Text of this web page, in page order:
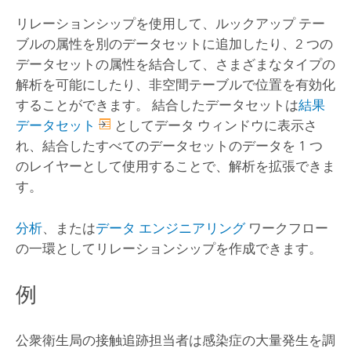
リレーションシップを使用して、ルックアップ テー
ブルの属性を別のデータセットに追加したり、2 つの
データセットの属性を結合して、さまざまなタイプの
解析を可能にしたり、非空間テーブルで位置を有効化
することができます。 結合したデータセットは結果
データセット
としてデータ ウィンドウに表示さ
れ、結合したすべてのデータセットのデータを 1 つ
のレイヤーとして使用することで、解析を拡張できま
す。
分析、またはデータ エンジニアリングワークフロー
の一環としてリレーションシップを作成できます。
例
公衆衛生局の接触追跡担当者は感染症の大量発生を調